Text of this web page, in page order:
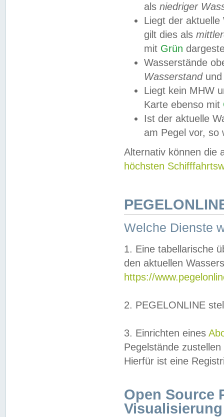
als niedriger
Liegt der
gilt dies als
mit Grün
Wasserstände
Wasserstandund
Liegt kein MHW
Karte ebenso mit
Ist der aktuelle
am Pegel vor,
Alternativ können die
höchsten
Welche Dienste
1. Eine tabellarische
den aktuellen
https://
2. PEGELONLINE
3. Einrichten eines
Pegelstände
Hierfür ist eine
Open Source
Visualisierung